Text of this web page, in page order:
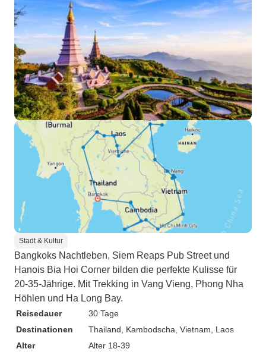
Stadt & Kultur
Bangkoks Nachtleben, Siem Reaps Pub Street und
Hanois Bia Hoi Corner bilden die perfekte Kulisse für
20-35-Jährige. Mit Trekking in Vang Vieng, Phong Nha
Höhlen und Ha Long Bay.
Reisedauer
30 Tage
Destinationen
Thailand , Kambodscha , Vietnam , Laos
Alter
Alter 18-39